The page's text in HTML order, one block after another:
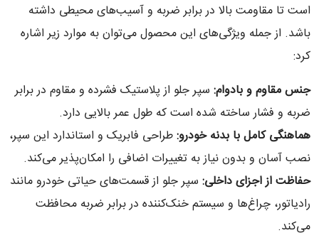
است تا مقاومت بالا در برابر ضربه و آسیب‌های محیطی داشته
باشد. از جمله ویژگی‌های این محصول می‌توان به موارد زیر اشاره
کرد:
جنس مقاوم و بادوام: سپر جلو از پلاستیک فشرده و مقاوم در برابر
ضربه و فشار ساخته شده است که طول عمر بالایی دارد.
هماهنگی کامل با بدنه خودرو:طراحی فابریک و استاندارد این سپر،
نصب آسان و بدون نیاز به تغییرات اضافی را امکان‌پذیر می‌کند.
حفاظت از اجزای داخلی: سپر جلو از قسمت‌های حیاتی خودرو مانند
رادیاتور، چراغ‌ها و سیستم خنک‌کننده در برابر ضربه محافظت
می‌کند.